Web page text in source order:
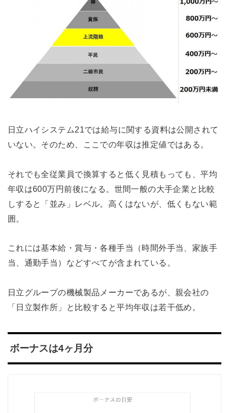
日立ハイシステム21では給与に関する資料は公開されて
いない。そのため、ここでの年収は推定値ではある。
それでも全従業員で換算すると低く見積もっても、平均
年収は600万円前後になる。世間一般の大手企業と比較
しすると「並み」レベル。高くはないが、低くもない範
囲。
これには基本給・賞与・各種手当（時間外手当、家族手
当、通勤手当）などすべてが含まれている。
日立グループの機械製品メーカーであるが、親会社の
「日立製作所」と比較すると平均年収は若干低め。
ボーナスは4ヶ月分